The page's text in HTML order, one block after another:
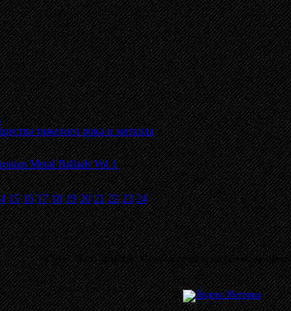
тяжелого рока и металла»
Metal Ballads Vol.1
15 16 17 18 19 20 21 22 23 24
© 2003 - 2026 MetalRus. Материалы сайта защищены